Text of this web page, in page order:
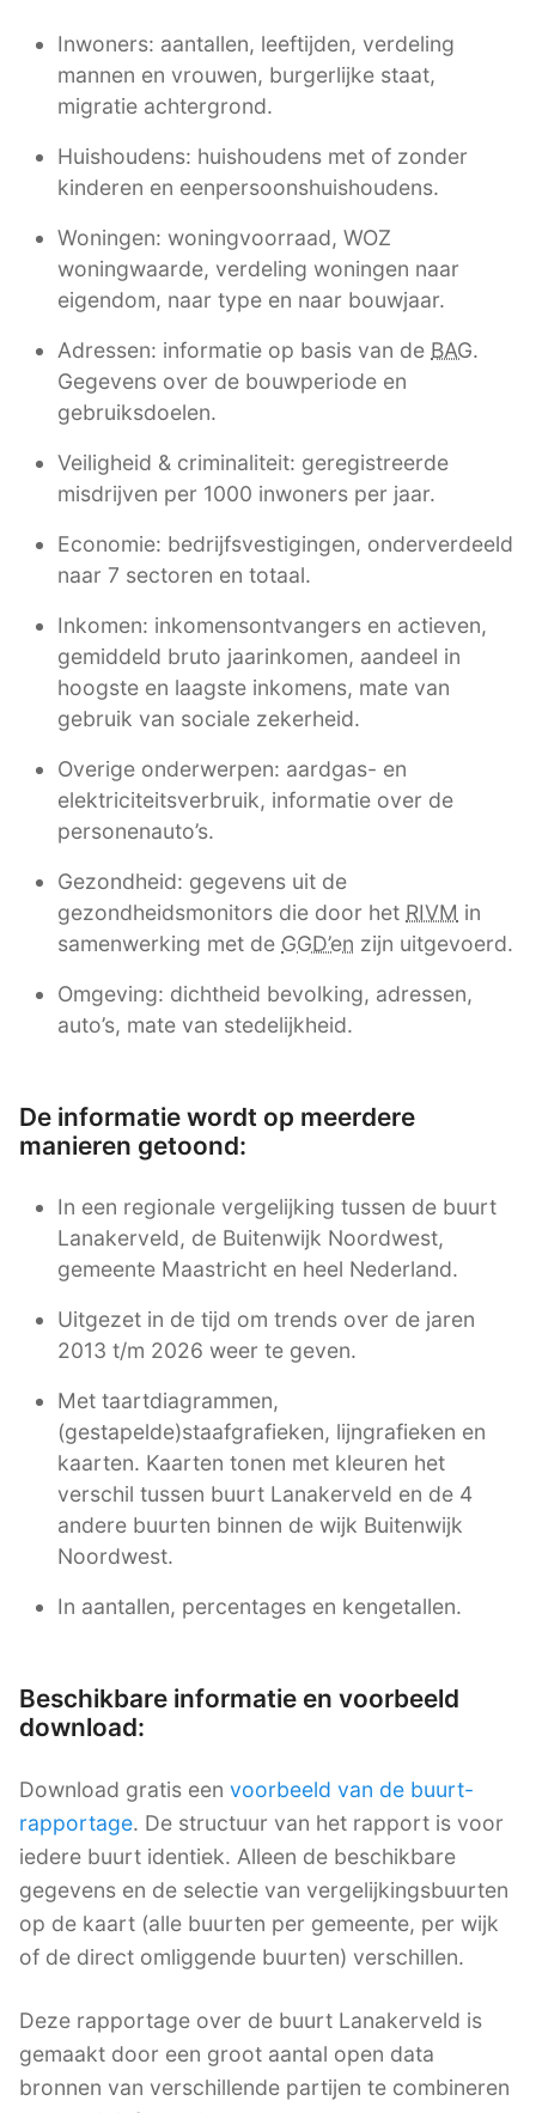
Inwoners: aantallen, leeftijden, verdeling
mannen en vrouwen, burgerlijke staat,
migratie achtergrond.
Huishoudens: huishoudens met of zonder
kinderen en eenpersoonshuishoudens.
Woningen: woningvoorraad, WOZ
woningwaarde, verdeling woningen naar
eigendom, naar type en naar bouwjaar.
Adressen: informatie op basis van de BAG.
Gegevens over de bouwperiode en
gebruiksdoelen.
Veiligheid & criminaliteit: geregistreerde
misdrijven per 1000 inwoners per jaar.
Economie: bedrijfsvestigingen, onderverdeeld
naar 7 sectoren en totaal.
Inkomen: inkomensontvangers en actieven,
gemiddeld bruto jaarinkomen, aandeel in
hoogste en laagste inkomens, mate van
gebruik van sociale zekerheid.
Overige onderwerpen: aardgas- en
elektriciteitsverbruik, informatie over de
personenauto’s.
Gezondheid: gegevens uit de
gezondheidsmonitors die door het RIVM in
samenwerking met de GGD’en zijn uitgevoerd.
Omgeving: dichtheid bevolking, adressen,
auto’s, mate van stedelijkheid.
De informatie wordt op meerdere
manieren getoond:
In een regionale vergelijking tussen de buurt
Lanakerveld, de Buitenwijk Noordwest,
gemeente Maastricht en heel Nederland.
Uitgezet in de tijd om trends over de jaren
2013 t/m 2026 weer te geven.
Met taartdiagrammen,
(gestapelde)staafgrafieken, lijngrafieken en
kaarten. Kaarten tonen met kleuren het
verschil tussen buurt Lanakerveld en de 4
andere buurten binnen de wijk Buitenwijk
Noordwest.
In aantallen, percentages en kengetallen.
Beschikbare informatie en voorbeeld
download:
Download gratis een voorbeeld van de buurt-
rapportage. De structuur van het rapport is voor
iedere buurt identiek. Alleen de beschikbare
gegevens en de selectie van vergelijkingsbuurten
op de kaart (alle buurten per gemeente, per wijk
of de direct omliggende buurten) verschillen.
Deze rapportage over de buurt Lanakerveld is
gemaakt door een groot aantal open data
bronnen van verschillende partijen te combineren